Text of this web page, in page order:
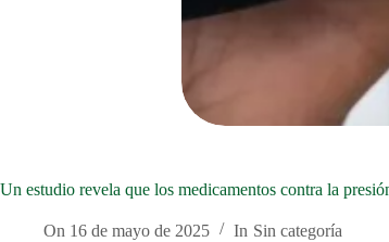
Un estudio revela que los medicamentos contra la
On 16 de mayo de 2025 In Sin categoría